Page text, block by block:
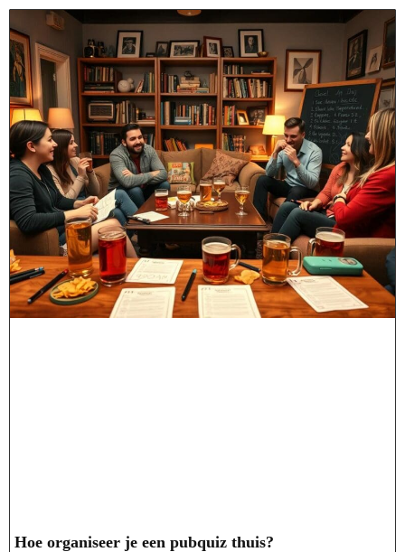
Hoe organiseer je een pubquiz thuis?